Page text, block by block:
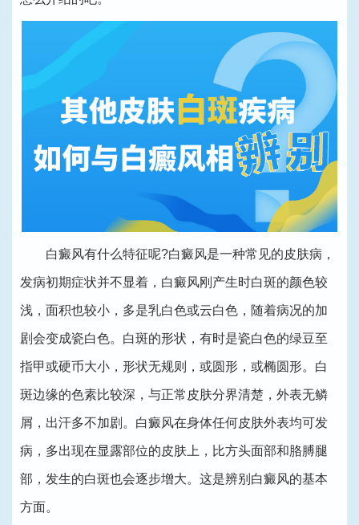
白癜风有什么特征呢?白癜风是一种常见的皮肤病，
发病初期症状并不显着，白癜风刚产生时白斑的颜色较
浅，面积也较小，多是乳白色或云白色，随着病况的加
剧会变成瓷白色。白斑的形状，有时是瓷白色的绿豆至
指甲或硬币大小，形状无规则，或圆形，或椭圆形。白
斑边缘的色素比较深，与正常皮肤分界清楚，外表无鳞
屑，出汗多不加剧。白癜风在身体任何皮肤外表均可发
病，多出现在显露部位的皮肤上，比方头面部和胳膊腿
部，发生的白斑也会逐步增大。这是辨别白癜风的基本
方面。